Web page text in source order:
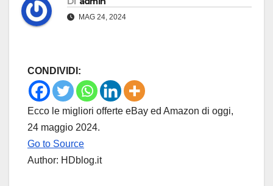
MAG 24, 2024
CONDIVIDI:
Ecco le migliori offerte eBay ed Amazon di oggi,
24 maggio 2024.
Go to Source
Author: HDblog.it